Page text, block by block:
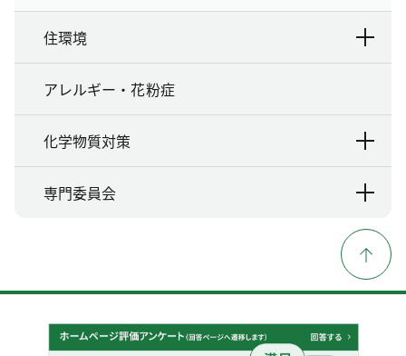
住環境
アレルギー・花粉症
化学物質対策
専門委員会